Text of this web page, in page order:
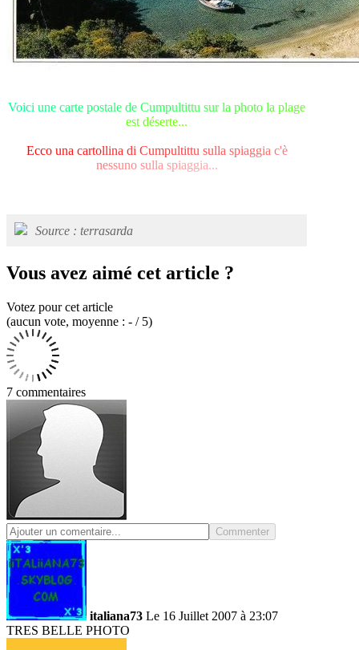
Voici une carte postale de Cumpultittu surla photo la plage
est déserte...
Ecco una cartollina di Cumpultittu sulla spiaggia c'è
nessuno sulla spiaggia...
Source : terrasarda
Vous avez aimé cet article ?
Votez pour cet article
(aucun vote, moyenne : - / 5)
7 commentaires
Commenter
italiana73 Le 16 Juillet 2007 à 23:07
TRES BELLE PHOTO